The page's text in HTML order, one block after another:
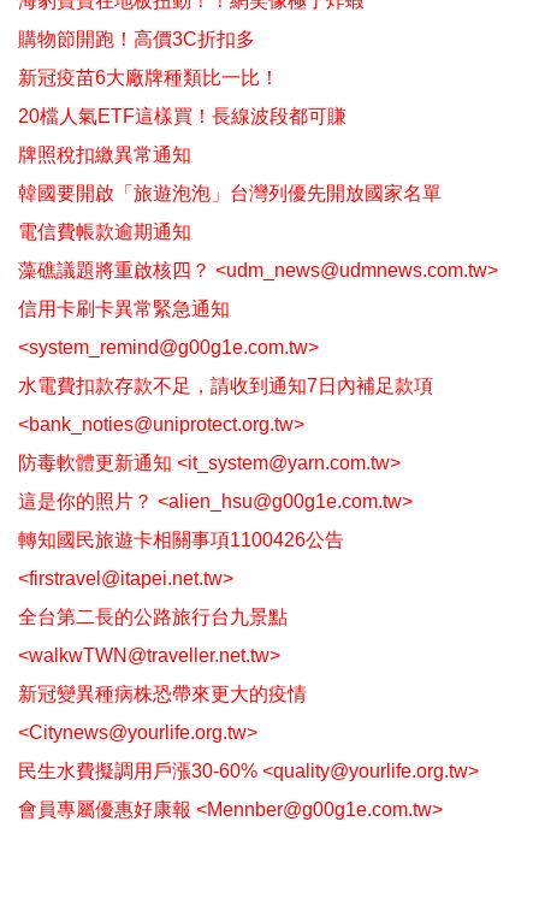
購物節開跑！高價3C折扣多
新冠疫苗6大廠牌種類比一比！
20檔人氣ETF這樣買！長線波段都可賺
牌照稅扣繳異常通知
韓國要開啟「旅遊泡泡」台灣列優先開放國家名單
電信費帳款逾期通知
藻礁議題將重啟核四？ <udm_news@udmnews.com.tw>
信用卡刷卡異常緊急通知
<system_remind@g00g1e.com.tw>
水電費扣款存款不足，請收到通知7日內補足款項
<bank_noties@uniprotect.org.tw>
防毒軟體更新通知 <it_system@yarn.com.tw>
這是你的照片？ <alien_hsu@g00g1e.com.tw>
轉知國民旅遊卡相關事項1100426公告
<firstravel@itapei.net.tw>
全台第二長的公路旅行台九景點
<walkwTWN@traveller.net.tw>
新冠變異種病株恐帶來更大的疫情
<Citynews@yourlife.org.tw>
民生水費擬調用戶漲30-60% <quality@yourlife.org.tw>
會員專屬優惠好康報 <Mennber@g00g1e.com.tw>